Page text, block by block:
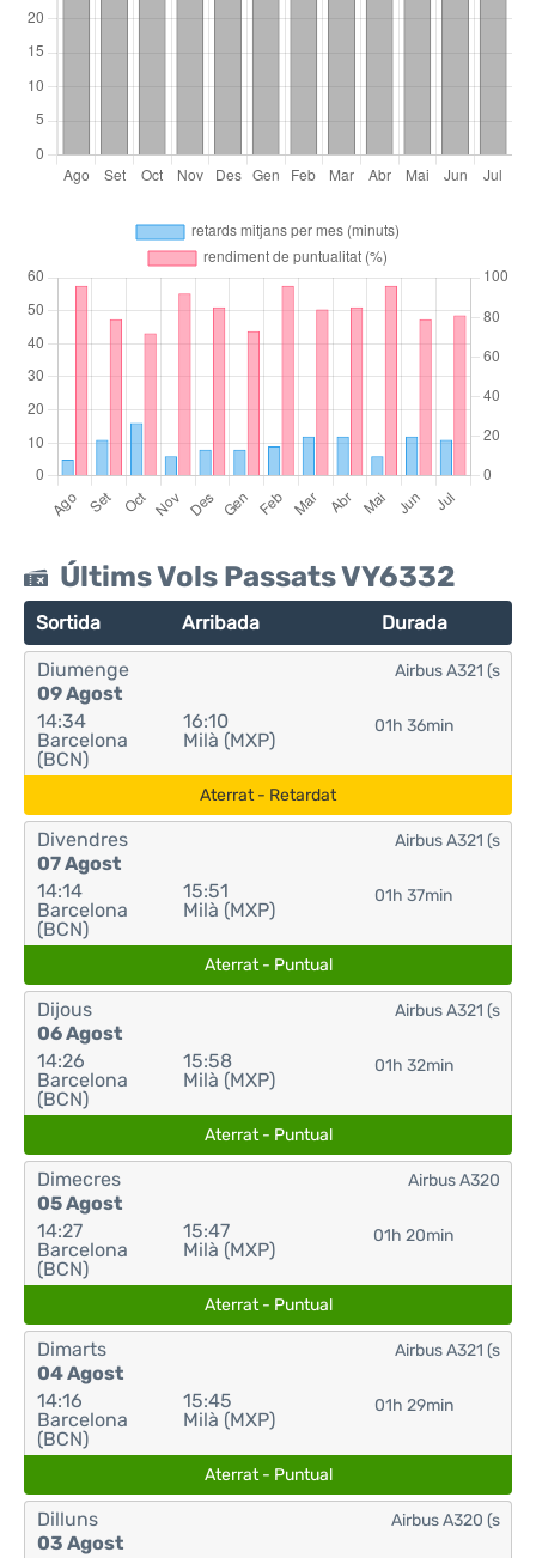
Últims Vols Passats VY6332
Sortida Arribada Durada
Diumenge
09 Agost
14:34
Barcelona
(BCN)
16:10
Milà (MXP)
01h 36min
Airbus A321 (s
Aterrat - Retardat
Divendres
07 Agost
14:14
Barcelona
(BCN)
15:51
Milà (MXP)
01h 37min
Airbus A321 (s
Aterrat - Puntual
Dijous
06 Agost
14:26
Barcelona
(BCN)
15:58
Milà (MXP)
01h 32min
Airbus A321 (s
Aterrat - Puntual
Dimecres
05 Agost
14:27
Barcelona
(BCN)
15:47
Milà (MXP)
01h 20min
Airbus A320
Aterrat - Puntual
Dimarts
04 Agost
14:16
Barcelona
(BCN)
15:45
Milà (MXP)
01h 29min
Airbus A321 (s
Aterrat - Puntual
Dilluns
03 Agost
Airbus A320 (s